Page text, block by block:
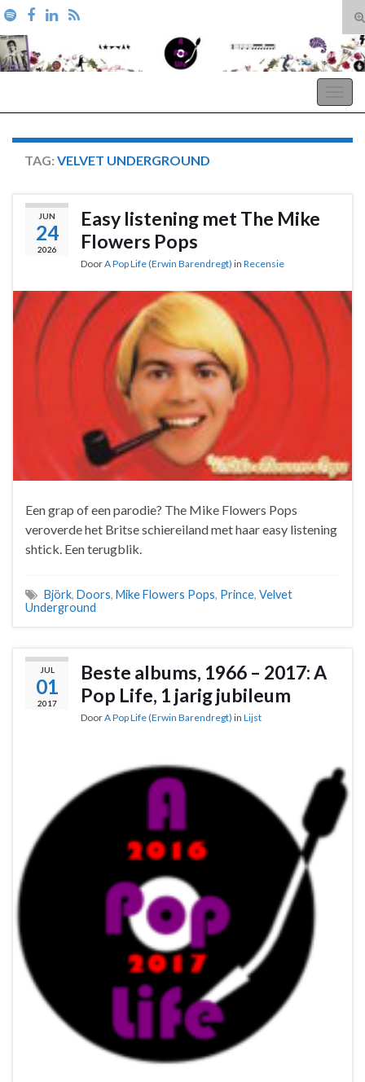
Search for:
TAG: VELVET UNDERGROUND
JUN
24
2026
Easy listening met The Mike
Flowers Pops
DoorA Pop Life (Erwin Barendregt) in Recensie
Een grap of een parodie? The Mike Flowers Pops
veroverde het Britse schiereiland met haar easy listening
shtick. Een terugblik.
Björk, Doors, Mike Flowers Pops, Prince, Velvet
Underground
JUL
01
2017
Beste albums, 1966 – 2017: A
Pop Life, 1 jarig jubileum
DoorA Pop Life (Erwin Barendregt) in Lijst